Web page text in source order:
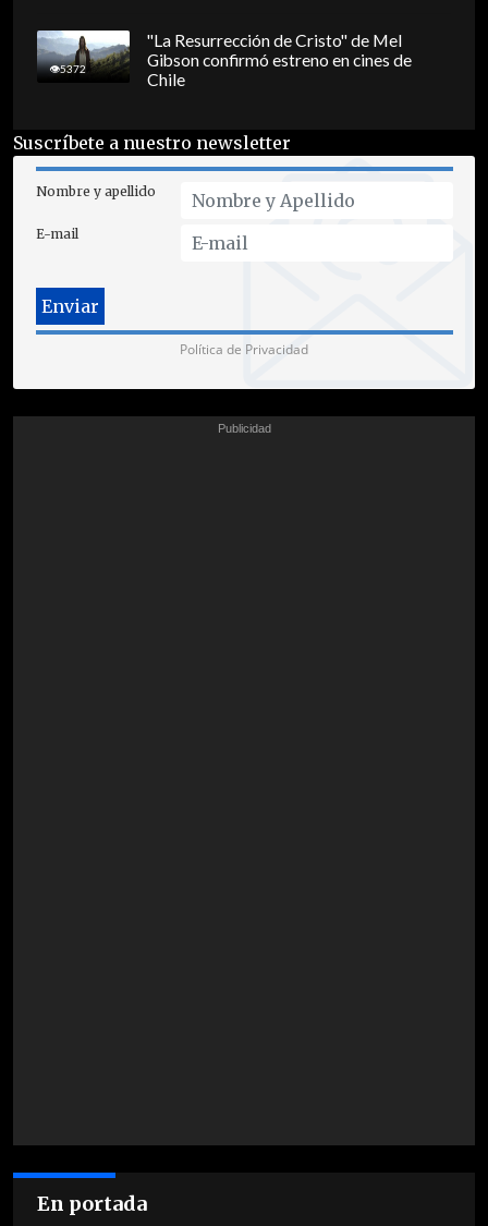
5372
"La Resurrección de Cristo" de Mel
Gibson confirmó estreno en cines de
Chile
Suscríbete a nuestro newsletter
Nombre y apellido
E-mail
Política de Privacidad
En portada